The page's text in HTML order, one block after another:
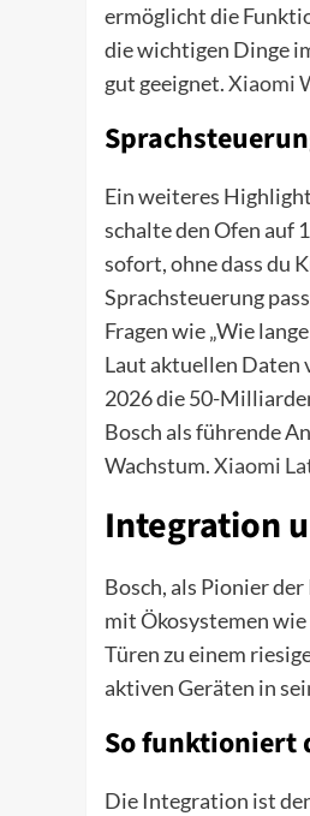
ermöglicht die
die wichtigen Dinge
gut geeignet.Xiaomi
Ein weiteres
schalte den Ofen auf
sofort, ohne dass du
Sprachsteuerung
Fragen wie „Wie
Laut aktuellen Daten
2026 die 50-
Bosch als führende
Wachstum.Xiaomi
Integration
Bosch, als Pionier
mit Ökosystemen
Türen zu einem
aktiven Geräten in
So funktioniert
Die Integration ist